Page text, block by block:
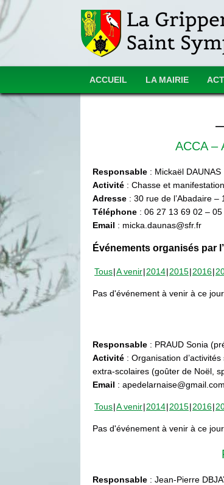
ACCUEIL LA MAIRIE
ACCA –
Responsable : Mickaël DAUNAS
Activité : Chasse et
Adresse : 30 rue de l’Abadaire
Téléphone : 06 27 13 69 02 – 05
Email : micka.daunas@sfr.fr
Événements organisés par
Tous A venir 2014 2015 2016
Pas d'événement à venir à ce jour.
Responsable : PRAUD Sonia
Activité : Organisation
extra-scolaires (goûter de Noël,
Email : apedelarnaise@gmail.com
Tous A venir 2014 2015 2016
Pas d'événement à venir à ce jour.
Responsable : Jean-Pierre